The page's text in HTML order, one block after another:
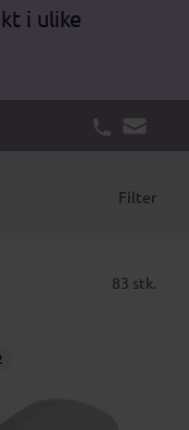
i ulike
Filter
83 stk.